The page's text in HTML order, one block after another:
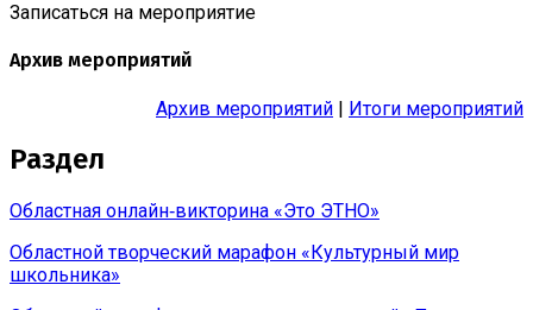
Записаться на мероприятие
Архив мероприятий
Архив мероприятий | Итоги мероприятий
Раздел
Областная онлайн‑викторина «Это ЭТНО»
Областной творческий марафон «Культурный мир
школьника»